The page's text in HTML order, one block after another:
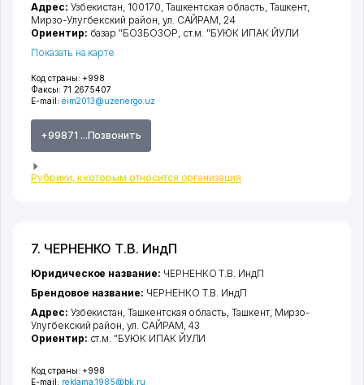
Код страны: +998
Факсы: 71 2675407
E-mail: eim2013@uzenergo.uz
+99871 ...Позвонить
Рубрики, к которым относится организация
Адрес: Узбекистан, 100170, Ташкентская область, Ташкент,
Мирзо-Улугбекский район, ул. САЙРАМ, 24
Ориентир: базар "БОЗБОЗОР, ст.м. "БУЮК ИПАК ЙУЛИ
Показать на карте
7. ЧЕРНЕНКО Т.В. ИндП
Код страны: +998
E-mail: reklama.1985@bk.ru
Юридическое название: ЧЕРНЕНКО Т.В. ИндП
Брендовое название: ЧЕРНЕНКО Т.В. ИндП
Адрес: Узбекистан,Ташкентская область,Ташкент, Мирзо-
Улугбекский район,ул. САЙРАМ, 43
Ориентир: ст.м. "БУЮК ИПАК ЙУЛИ